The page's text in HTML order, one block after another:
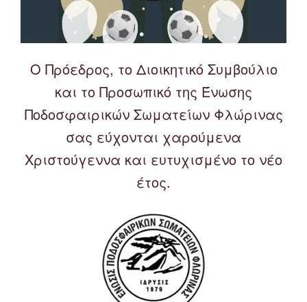
Ο Πρόεδρος, το Διοικητικό Συμβούλιο
και το Προσωπικό της Ένωσης
Ποδοσφαιρικών Σωματείων Φλώρινας
σας εύχονται χαρούμενα
Χριστούγεννα και ευτυχισμένο το νέο
έτος.